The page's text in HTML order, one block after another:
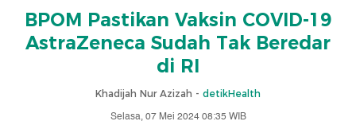
BPOM Pastikan Vaksin COVID-19
AstraZeneca Sudah Tak Beredar
di RI
Khadijah Nur Azizah - detikHealth
Selasa, 07 Mei 2024 08:35 WIB